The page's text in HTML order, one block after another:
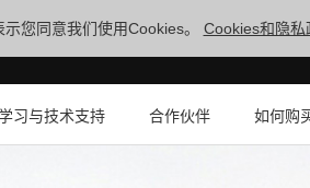
您同意我们使用Cookies。 Cookies和隐私
习与技术支持 合作伙伴 如何购